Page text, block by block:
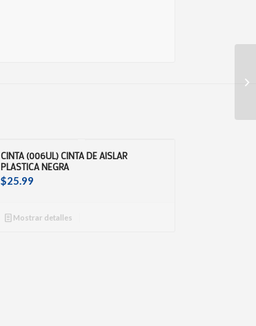
CINTA (006UL) CINTA DE AISLAR
PLASTICA NEGRA
$25.99
Mostrar detalles